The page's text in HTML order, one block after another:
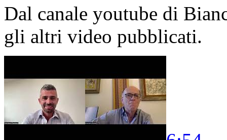
Dal canale youtube di
gli altri video pubblicati.